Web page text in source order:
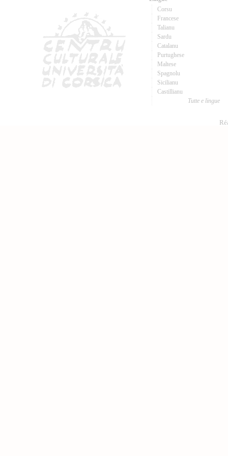
Corsu
Francese
Talianu
Sardu
Catalanu
Purtughese
Maltese
Spagnolu
Sicilianu
Castillianu
Tutte e lingue